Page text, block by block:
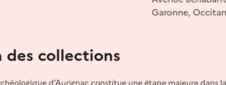
Garonne,
des collections
d’Aurignac constitue une étape majeure dans